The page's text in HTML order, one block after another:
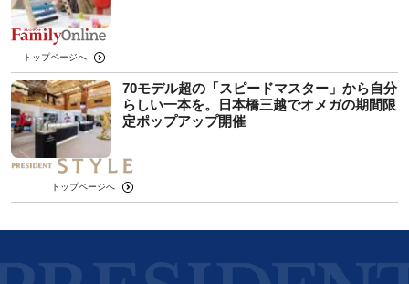
トップページへ
70モデル超の「スピードマスター」から自分
らしい一本を。日本橋三越でオメガの期間限
定ポップアップ開催
トップページへ